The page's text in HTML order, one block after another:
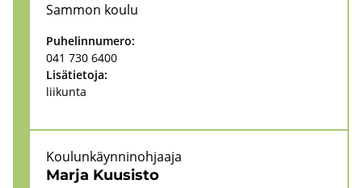
Sam­mon koulu
Pu­he­lin­nu­me­ro:
041 730 6400
Li­sä­tie­to­ja:
lii­kun­ta
Marja Kuusis­to
Kou­lun­käyn­ni­noh­jaa­ja